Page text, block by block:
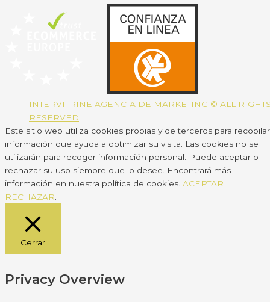
INTERVITRINE AGENCIA DE MARKETING © ALL
RESERVED
Este sitio web utiliza cookies propias y de terceros para recopilar
información que ayuda a optimizar su visita. Las cookies no se
utilizarán para recoger información personal. Puede aceptar o
rechazar su uso siempre que lo desee. Encontrará más
información en nuestra política de cookies. ACEPTAR
RECHAZAR
Cerrar
Privacy Overview